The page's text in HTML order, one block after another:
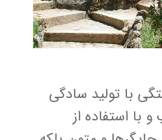
با تولید سادگی
با استفاده از